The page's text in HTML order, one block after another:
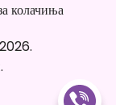
колачиња
2026.